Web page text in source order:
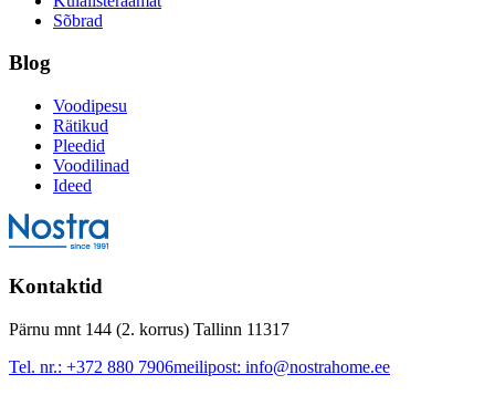
Sõbrad
Blog
Voodipesu
Rätikud
Pleedid
Voodilinad
Ideed
Kontaktid
Pärnu mnt 144 (2. korrus) Tallinn 11317
Tel. nr.: +372 880 7906meilipost: info@nostrahome.ee